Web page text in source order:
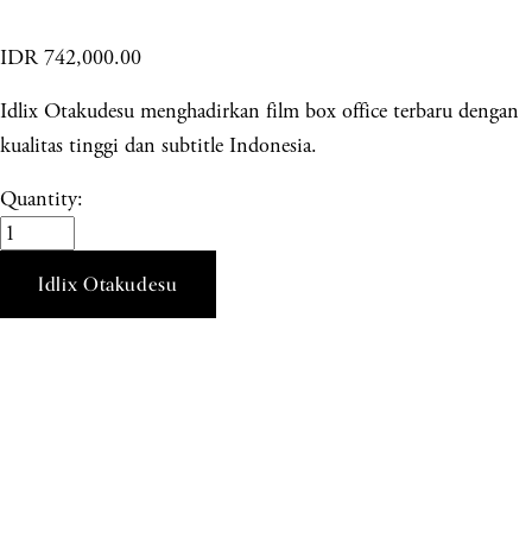
IDR 742,000.00
Idlix Otakudesu menghadirkan film box office terbaru dengan
kualitas tinggi dan subtitle Indonesia.
Quantity:
Idlix Otakudesu